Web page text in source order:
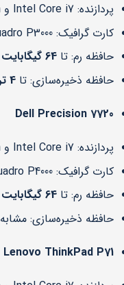
پردازنده: Intel Core i7 و Xeon
کارت گرافیک: NVIDIA Quadro P3000 تا P5000
حافظه رم: تا 64 گیگابایت
حافظه ذخیره‌سازی: تا 4 ترابایت SSD
Dell Precision 7720
پردازنده: Intel Core i7 و Xeon
کارت گرافیک: NVIDIA Quadro P4000 و P5000
حافظه رم: تا 64 گیگابایت
حافظه ذخیره‌سازی: مشابه ZBook با گزینه‌های RAID
Lenovo ThinkPad P71